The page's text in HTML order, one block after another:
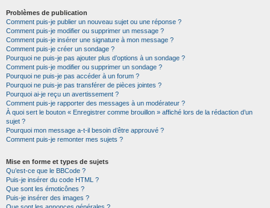
Problèmes de publication
Comment puis-je publier un nouveau sujet ou une réponse ?
Comment puis-je modifier ou supprimer un message ?
Comment puis-je insérer une signature à mon message ?
Comment puis-je créer un sondage ?
Pourquoi ne puis-je pas ajouter plus d’options à un sondage ?
Comment puis-je modifier ou supprimer un sondage ?
Pourquoi ne puis-je pas accéder à un forum ?
Pourquoi ne puis-je pas transférer de pièces jointes ?
Pourquoi ai-je reçu un avertissement ?
Comment puis-je rapporter des messages à un modérateur ?
À quoi sert le bouton « Enregistrer comme brouillon » affiché lors de la rédaction d’un
sujet ?
Pourquoi mon message a-t-il besoin d’être approuvé ?
Comment puis-je remonter mes sujets ?
Mise en forme et types de sujets
Qu’est-ce que le BBCode ?
Puis-je insérer du code HTML ?
Que sont les émoticônes ?
Puis-je insérer des images ?